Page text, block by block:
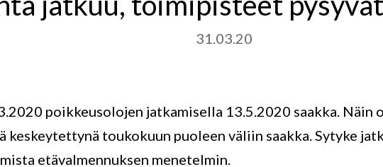
31.03.20
poikkeusolojen jatkamisella 13.5.2020 saakka. Näin
toukokuun puoleen väliin saakka. Sytyke
etävalmennuksen menetelmin.